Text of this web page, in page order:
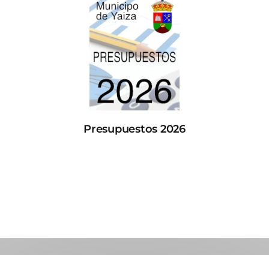
Presupuestos 2026